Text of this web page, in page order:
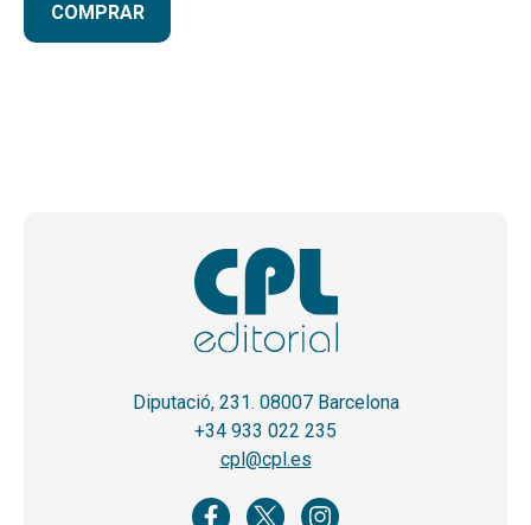
COMPRAR
Diputació, 231. 08007 Barcelona
+34 933 022 235
cpl@cpl.es